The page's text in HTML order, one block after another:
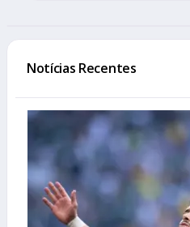
Notícias Recentes